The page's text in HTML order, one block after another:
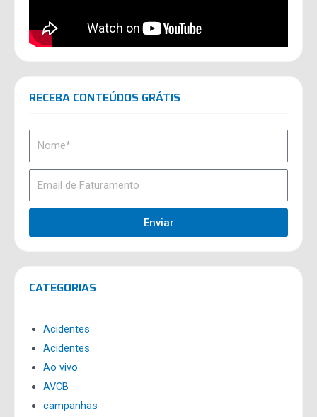
RECEBA CONTEÚDOS GRÁTIS
Enviar
CATEGORIAS
Acidentes
Acidentes
Ao vivo
AVCB
campanhas